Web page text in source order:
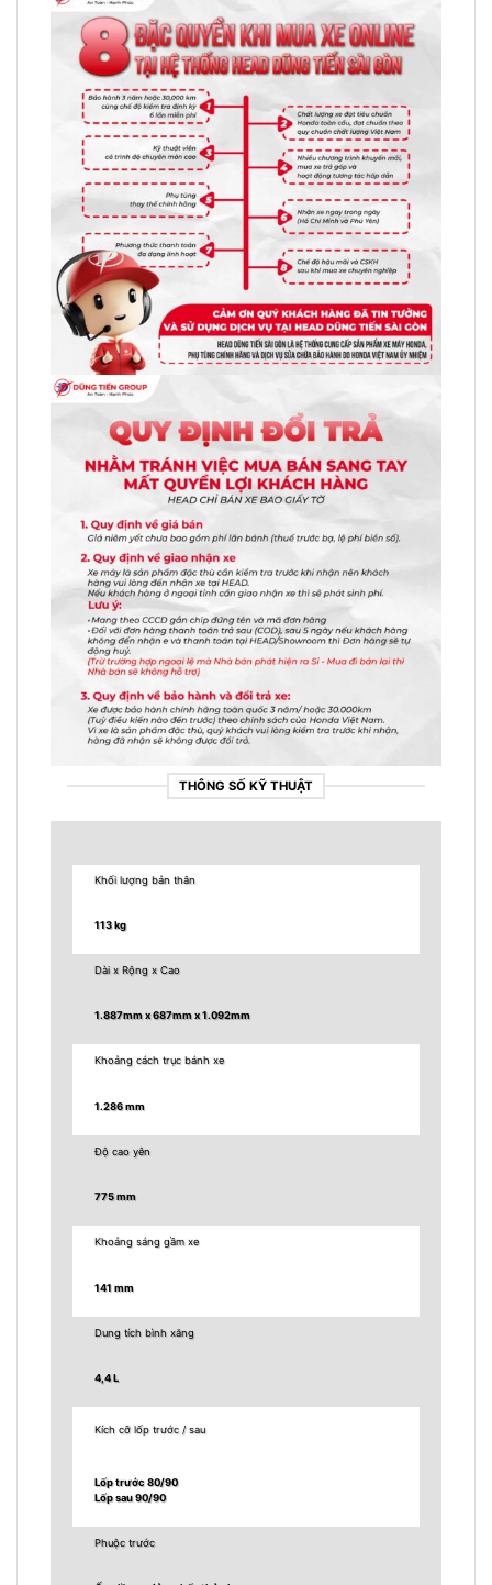
THÔNG SỐ KỸ THUẬT
Khối lượng bản thân
113 kg
Dài x Rộng x Cao
1.887mm x 687mm x 1.092mm
Khoảng cách trục bánh xe
1.286 mm
Độ cao yên
775 mm
Khoảng sáng gầm xe
141 mm
Dung tích bình xăng
4,4 L
Kích cỡ lốp trước / sau
Lốp trước 80/90
Lốp sau 90/90
Phuộc trước